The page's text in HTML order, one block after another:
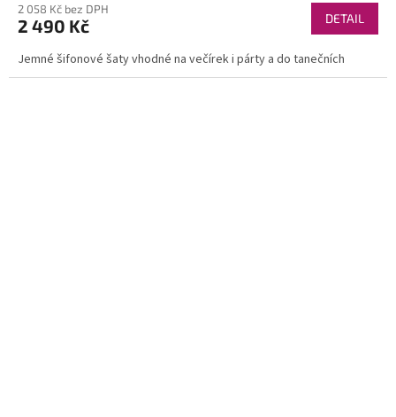
2 058 Kč bez DPH
2 490 Kč DETAIL
Jemné šifonové šaty vhodné na večírek i párty a do tanečních